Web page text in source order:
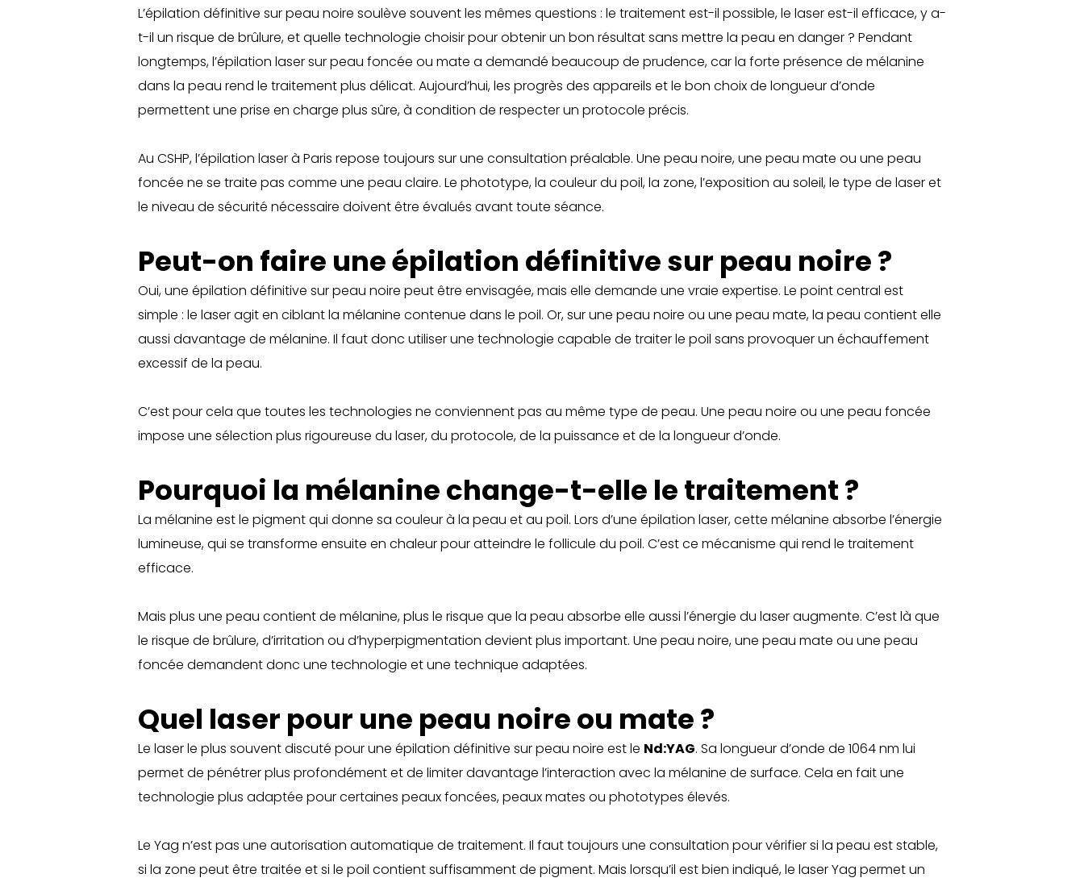
L’épilation définitive sur peau noire soulève souvent les mêmes questions : le traitement est-il possible, le laser est-il efficace, y a-
t-il un risque de brûlure, et quelle technologie choisir pour obtenir un bon résultat sans mettre la peau en danger ? Pendant
longtemps, l’épilation laser sur peau foncée ou mate a demandé beaucoup de prudence, car la forte présence de mélanine
dans la peau rend le traitement plus délicat. Aujourd’hui, les progrès des appareils et le bon choix de longueur d’onde
permettent une prise en charge plus sûre, à condition de respecter un protocole précis.
Au CSHP, l’épilation laser à Paris repose toujours sur une consultation préalable. Une peau noire, une peau mate ou une peau
foncée ne se traite pas comme une peau claire. Le phototype, la couleur du poil, la zone, l’exposition au soleil, le type de laser et
le niveau de sécurité nécessaire doivent être évalués avant toute séance.
Peut-on faire une épilation définitive sur peau noire ?
Oui, une épilation définitive sur peau noire peut être envisagée, mais elle demande une vraie expertise. Le point central est
simple : le laser agit en ciblant la mélanine contenue dans le poil. Or, sur une peau noire ou une peau mate, la peau contient elle
aussi davantage de mélanine. Il faut donc utiliser une technologie capable de traiter le poil sans provoquer un échauffement
excessif de la peau.
C’est pour cela que toutes les technologies ne conviennent pas au même type de peau. Une peau noire ou une peau foncée
impose une sélection plus rigoureuse du laser, du protocole, de la puissance et de la longueur d’onde.
Pourquoi la mélanine change-t-elle le traitement ?
La mélanine est le pigment qui donne sa couleur à la peau et au poil. Lors d’une épilation laser, cette mélanine absorbe l’énergie
lumineuse, qui se transforme ensuite en chaleur pour atteindre le follicule du poil. C’est ce mécanisme qui rend le traitement
efficace.
Mais plus une peau contient de mélanine, plus le risque que la peau absorbe elle aussi l’énergie du laser augmente. C’est là que
le risque de brûlure, d’irritation ou d’hyperpigmentation devient plus important. Une peau noire, une peau mate ou une peau
foncée demandent donc une technologie et une technique adaptées.
Quel laser pour une peau noire ou mate ?
Le laser le plus souvent discuté pour une épilation définitive sur peau noire est le Nd:YAG. Sa longueur d’onde de 1064 nm lui
permet de pénétrer plus profondément et de limiter davantage l’interaction avec la mélanine de surface. Cela en fait une
technologie plus adaptée pour certaines peaux foncées, peaux mates ou phototypes élevés.
Le Yag n’est pas une autorisation automatique de traitement. Il faut toujours une consultation pour vérifier si la peau est stable,
si la zone peut être traitée et si le poil contient suffisamment de pigment. Mais lorsqu’il est bien indiqué, le laser Yag permet un